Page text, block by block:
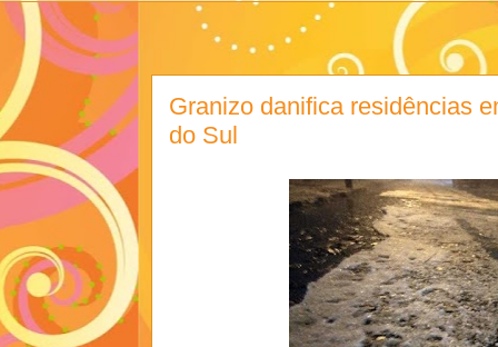
Granizo danifica residências
do Sul